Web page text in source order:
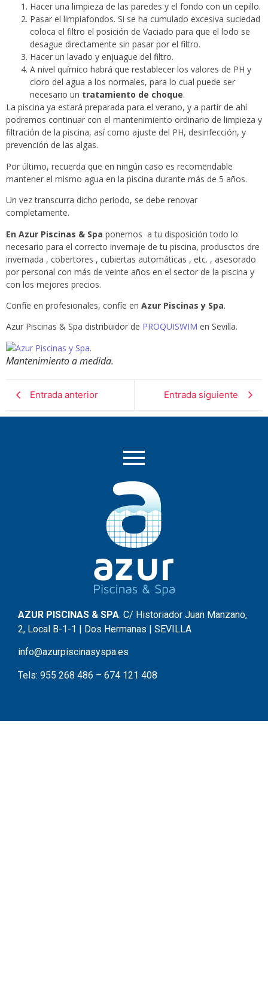
Hacer una limpieza de las paredes y el fondo con un cepillo.
Pasar el limpiafondos. Si se ha cumulado excesiva suciedad
coloca el filtro el posición de Vaciado para que el lodo se
desague directamente sin pasar por el filtro.
Hacer un lavado y enjuague del filtro.
A nivel químico habrá que restablecer los valores de PH y
cloro del agua a los normales, para lo cual puede ser
necesario un tratamiento de choque.
La piscina ya estará preparada para el verano, y a partir de ahí
podremos continuar con el mantenimiento ordinario de limpieza y
filtración de la piscina, así como ajuste del PH, desinfección, y
prevención de las algas.
Por último, recuerda que en ningún caso es recomendable
mantener el mismo agua en la piscina durante más de 5 años.
Un vez transcurra dicho periodo, se debe renovar
completamente.
En Azur Piscinas & Spa ponemos a tu disposición todo lo
necesario para el correcto invernaje de tu piscina, produsctos dre
invernada , cobertores , cubiertas automáticas , etc. , asesorado
por personal con más de veinte años en el sector de la piscina y
con los mejores precios.
Confíe en profesionales, confíe en Azur Piscinas y Spa.
Azur Piscinas & Spa distribuidor de PROQUISWIM en Sevilla.
Mantenimiento a medida.
Entrada anterior Entrada siguiente
AZUR PISCINAS & SPA. C/ Historiador Juan Manzano,
2, Local B-1-1 | Dos Hermanas | SEVILLA
info@azurpiscinasyspa.es
Tels: 955 268 486 – 674 121 408